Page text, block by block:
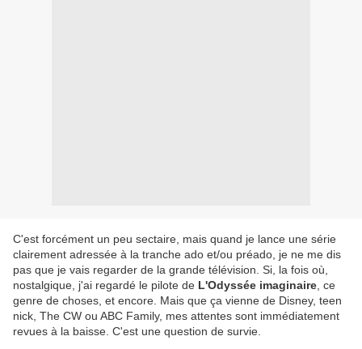
C'est forcément un peu sectaire, mais quand je lance une série
clairement adressée à la tranche ado et/ou préado, je ne me dis
pas que je vais regarder de la grande télévision. Si, la fois où,
nostalgique, j'ai regardé le pilote de L'Odyssée imaginaire , ce
genre de choses, et encore. Mais que ça vienne de Disney, teen
nick, The CW ou ABC Family, mes attentes sont immédiatement
revues à la baisse. C'est une question de survie.